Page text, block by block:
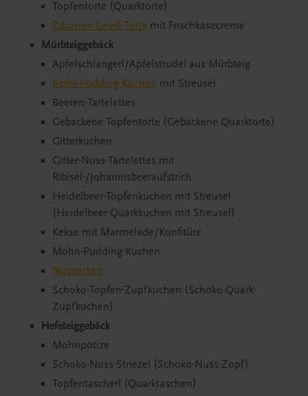
Topfentorte (Quarktorte)
Zitronen-Grieß-Torte mit Frischkäsecreme
Mürbteiggebäck
Apfelschlangerl/Apfelstrudel aus Mürbteig
Apfel-Pudding-Kuchen mit Streusel
Beeren-Tartelettes
Gebackene Topfentorte (Gebackene Quarktorte)
Gitterkuchen
Gitter-Nuss-Tartelettes mit
Ribisel-/Johannisbeeraufstrich
Heidelbeer-Topfenkuchen mit Streusel
(Heidelbeer-Quarkkuchen mit Streusel)
Kekse mit Marmelade/Konfitüre
Mohn-Pudding-Kuchen
Nussecken
Schoko-Topfen-Zupfkuchen (Schoko-Quark-
Zupfkuchen)
Hefeteiggebäck
Mohnpotize
Schoko-Nuss-Striezel (Schoko-Nuss-Zopf)
Topfentascherl (Quarktaschen)